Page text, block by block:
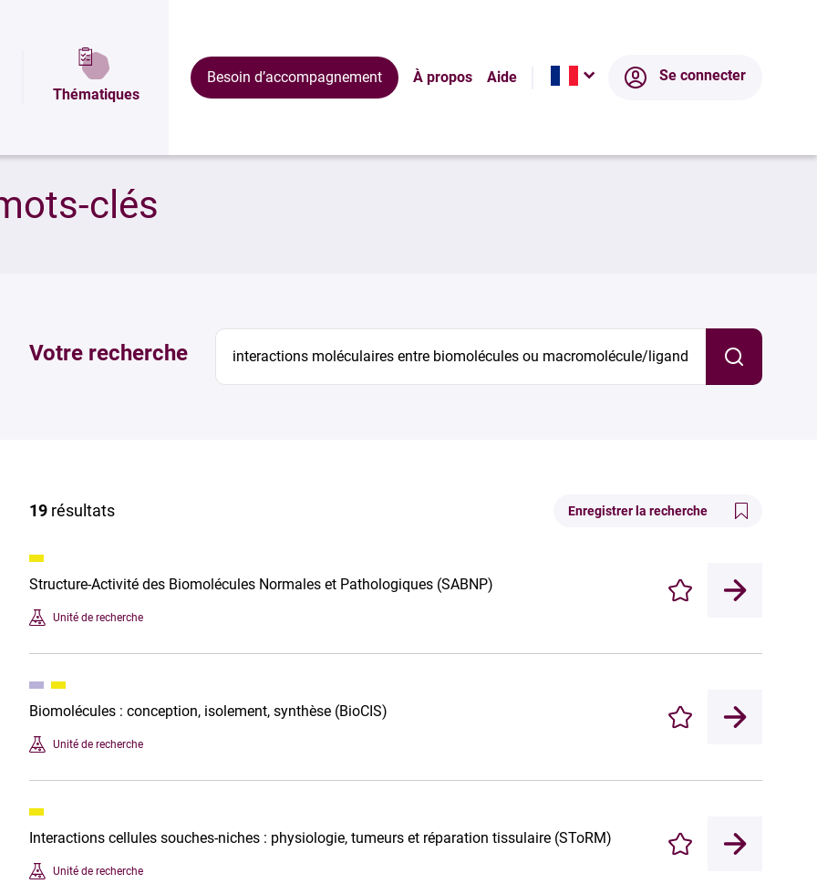
Thématiques
Besoin d’accompagnement À propos Aide Se connecter
clés
Votre recherche
19 résultats Enregistrer la recherche
Structure-Activité des Biomolécules Normales et Pathologiques (SABNP)
Unité de recherche
Enregistrer
Biomolécules : conception, isolement, synthèse (BioCIS)
Unité de recherche
Enregistrer
Interactions cellules souches-niches : physiologie, tumeurs et réparation tissulaire (SToRM)
Unité de recherche
Enregistrer